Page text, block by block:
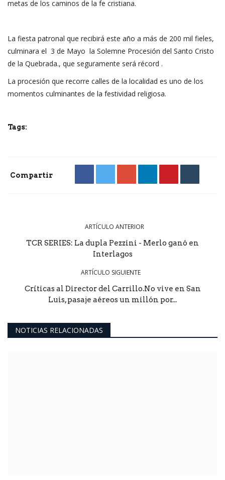
metas de los caminos de la fe cristiana.
La fiesta patronal que recibirá este año a más de 200 mil fieles,
culminara el 3 de Mayo la Solemne Procesión del Santo Cristo
de la Quebrada., que seguramente será récord .
La procesión que recorre calles de la localidad es uno de los
momentos culminantes de la festividad religiosa.
Tags:
Compartir
ARTÍCULO ANTERIOR
TCR SERIES: La dupla Pezzini - Merlo ganó en
Interlagos
ARTÍCULO SIGUIENTE
Críticas al Director del Carrillo.No vive en San
Luis, pasaje aéreos un millón por...
NOTICIAS RELACIONADAS